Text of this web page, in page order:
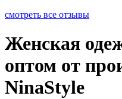
смотреть все отзывы
Женская
оптом от
NinaStyle